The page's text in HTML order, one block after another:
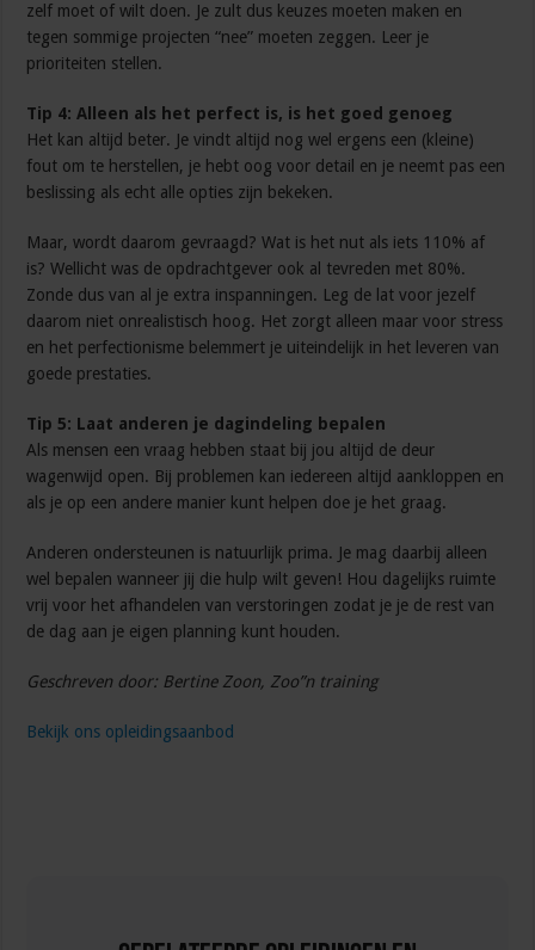
zelf moet of wilt doen. Je zult dus keuzes moeten maken en
tegen sommige projecten “nee” moeten zeggen. Leer je
prioriteiten stellen.
Tip 4: Alleen als het perfect is, is het goed genoeg
Het kan altijd beter. Je vindt altijd nog wel ergens een (kleine)
fout om te herstellen, je hebt oog voor detail en je neemt pas een
beslissing als echt alle opties zijn bekeken.
Maar, wordt daarom gevraagd? Wat is het nut als iets 110% af
is? Wellicht was de opdrachtgever ook al tevreden met 80%.
Zonde dus van al je extra inspanningen. Leg de lat voor jezelf
daarom niet onrealistisch hoog. Het zorgt alleen maar voor stress
en het perfectionisme belemmert je uiteindelijk in het leveren van
goede prestaties.
Tip 5: Laat anderen je dagindeling bepalen
Als mensen een vraag hebben staat bij jou altijd de deur
wagenwijd open. Bij problemen kan iedereen altijd aankloppen en
als je op een andere manier kunt helpen doe je het graag.
Anderen ondersteunen is natuurlijk prima. Je mag daarbij alleen
wel bepalen wanneer jij die hulp wilt geven! Hou dagelijks ruimte
vrij voor het afhandelen van verstoringen zodat je je de rest van
de dag aan je eigen planning kunt houden.
Geschreven door: Bertine Zoon, Zoo”n training
Bekijk ons opleidingsaanbod